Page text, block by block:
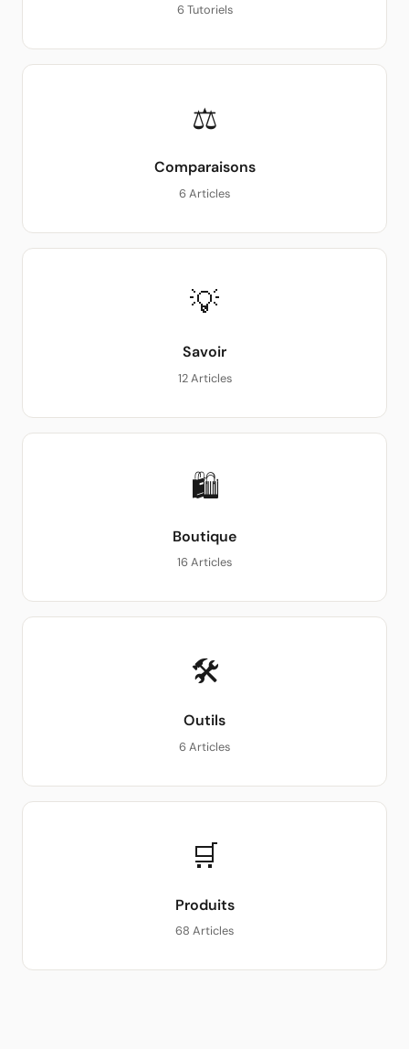
6 Tutoriels
⚖
Comparaisons
6 Articles
💡
Savoir
12 Articles
🛍
Boutique
16 Articles
🛠
Outils
6 Articles
🛒
Produits
68 Articles